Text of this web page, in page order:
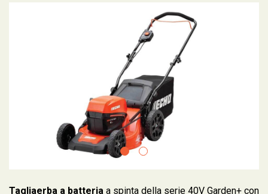
Tagliaerba a batteria a spinta della serie 40V Garden+ con